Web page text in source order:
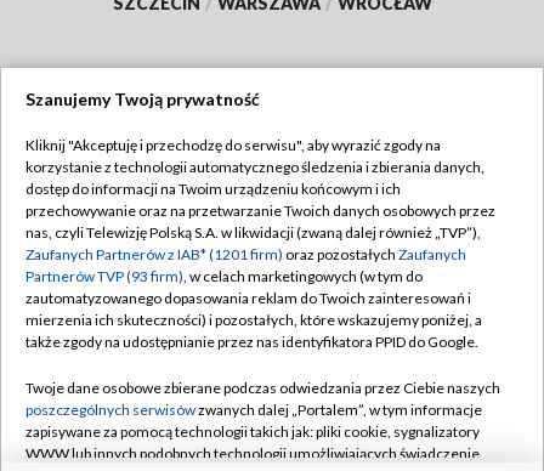
TVP
Abonament TVP
Emisja w TVP
Centrum informacji TVP
Naziemna Telewizja Cyfrowa
Rada Programowa
System NOS
Regulamin TVP
Polityka prywatności
Moje zgody
Pomoc
Kontakt
Szanujemy Twoją prywatność
Kliknij "Akceptuję i przechodzę do serwisu", aby wyrazić zgody na
korzystanie z technologii automatycznego śledzenia i zbierania danych,
dostęp do informacji na Twoim urządzeniu końcowym i ich
przechowywanie oraz na przetwarzanie Twoich danych osobowych przez
nas, czyli Telewizję Polską S.A. w likwidacji (zwaną dalej również „TVP”),
Zaufanych Partnerów z IAB* (1201 firm) oraz pozostałych Zaufanych
Partnerów TVP (93 firm), w celach marketingowych (w tym do
zautomatyzowanego dopasowania reklam do Twoich zainteresowań i
mierzenia ich skuteczności) i pozostałych, które wskazujemy poniżej, a
także zgody na udostępnianie przez nas identyfikatora PPID do Google.
Twoje dane osobowe zbierane podczas odwiedzania przez Ciebie naszych
poszczególnych serwisówzwanych dalej „Portalem”, w tym informacje
zapisywane za pomocą technologii takich jak: pliki cookie, sygnalizatory
WWW lub innych podobnych technologii umożliwiających świadczenie